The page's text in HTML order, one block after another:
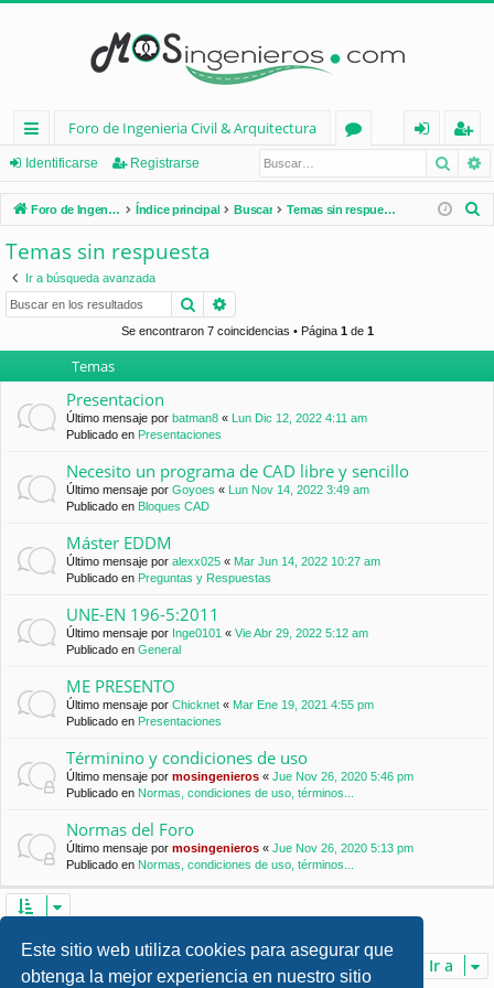
Este sitio web utiliza cookies para asegurar que
obtenga la mejor experiencia en nuestro sitio
nl
ac
es
rá
pi
Foro de Ingenieria Civil & Arquitectura
os
nt
ifi
eg
ist
ra
Identificarse Registrarse
Foro de Ingenieria Civil & Arquitectura Índice principal Buscar Temas sin respuesta
Temas sin respuesta
Ir a búsqueda avanzada
Buscar
Se encontraron 7 coincidencias • Página 1de 1
Temas
Presentacion
Último mensaje por batman8 «
Lun Dic 12, 2022 4:11 am
Publicado en Presentaciones
Necesito un programa de CAD libre y sencillo
Último mensaje por Goyoes «
Lun Nov 14, 2022 3:49 am
Publicado en Bloques CAD
Máster EDDM
Último mensaje por alexx025 « Mar Jun 14, 2022 10:27 am
Publicado en Preguntas y Respuestas
UNE-EN 196-5:2011
Último mensaje por Inge0101 « Vie Abr 29, 2022 5:12 am
Publicado en General
ME PRESENTO
Último mensaje por Chicknet « Mar Ene 19, 2021 4:55 pm
Publicado en Presentaciones
Términino y condiciones de uso
Último mensaje por mosingenieros « Jue Nov 26, 2020 5:46 pm
Publicado en Normas, condiciones de uso, términos...
Normas del Foro
Último mensaje por mosingenieros « Jue Nov 26, 2020 5:13 pm
Publicado en Normas, condiciones de uso, términos...
Ir a